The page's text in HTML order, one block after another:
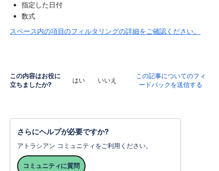
指定した日付
数式
スペース内の項目のフィルタリングの詳細をご確認ください。
この内容はお役に
立ちましたか?
はい いいえ
この記事についてのフィ
ードバックを送信する
さらにヘルプが必要ですか?
アトラシアン コミュニティをご利用ください。
コミュニティに質問